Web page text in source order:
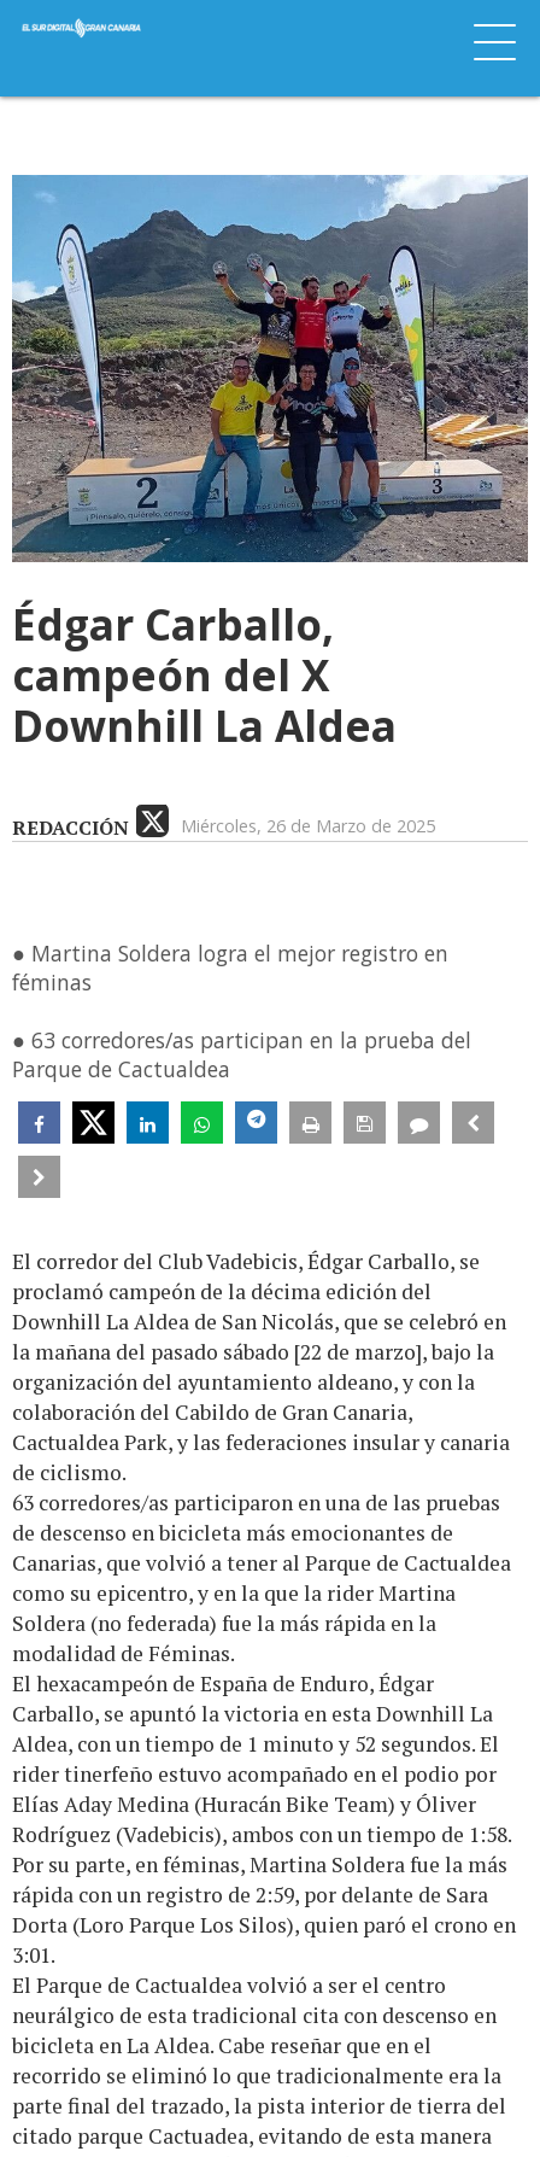
Édgar Carballo,
campeón del X
Downhill La Aldea
REDACCIÓN Miércoles, 26 de Marzo de 2025
● Martina Soldera logra el mejor registro en
féminas
● 63 corredores/as participan en la prueba del
Parque de Cactualdea
El corredor del Club Vadebicis, Édgar Carballo, se
proclamó campeón de la décima edición del
Downhill La Aldea de San Nicolás, que se celebró en
la mañana del pasado sábado [22 de marzo], bajo la
organización del ayuntamiento aldeano, y con la
colaboración del Cabildo de Gran Canaria,
Cactualdea Park, y las federaciones insular y canaria
de ciclismo.
63 corredores/as participaron en una de las pruebas
de descenso en bicicleta más emocionantes de
Canarias, que volvió a tener al Parque de Cactualdea
como su epicentro, y en la que la rider Martina
Soldera (no federada) fue la más rápida en la
modalidad de Féminas.
El hexacampeón de España de Enduro, Édgar
Carballo, se apuntó la victoria en esta Downhill La
Aldea, con un tiempo de 1 minuto y 52 segundos. El
rider tinerfeño estuvo acompañado en el podio por
Elías Aday Medina (Huracán Bike Team) y Óliver
Rodríguez (Vadebicis), ambos con un tiempo de 1:58.
Por su parte, en féminas, Martina Soldera fue la más
rápida con un registro de 2:59, por delante de Sara
Dorta (Loro Parque Los Silos), quien paró el crono en
3:01.
El Parque de Cactualdea volvió a ser el centro
neurálgico de esta tradicional cita con descenso en
bicicleta en La Aldea. Cabe reseñar que en el
recorrido se eliminó lo que tradicionalmente era la
parte final del trazado, la pista interior de tierra del
citado parque Cactuadea, evitando de esta manera